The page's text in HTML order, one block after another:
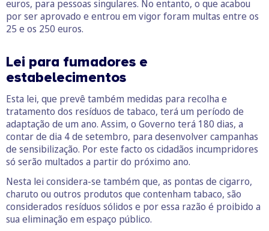
euros, para pessoas singulares. No entanto, o que acabou
por ser aprovado e entrou em vigor foram multas entre os
25 e os 250 euros.
Lei para fumadores e
estabelecimentos
Esta lei, que prevê também medidas para recolha e
tratamento dos resíduos de tabaco, terá um período de
adaptação de um ano. Assim, o Governo terá 180 dias, a
contar de dia 4 de setembro, para desenvolver campanhas
de sensibilização. Por este facto os cidadãos incumpridores
só serão multados a partir do próximo ano.
Nesta lei considera-se também que, as pontas de cigarro,
charuto ou outros produtos que contenham tabaco, são
considerados resíduos sólidos e por essa razão é proibido a
sua eliminação em espaço público.